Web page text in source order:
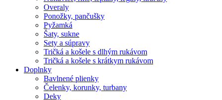
Overaly
Ponožky, pančušky
Pyžamká
Šaty, sukne
Sety a súpravy
Tričká a košele s dlhým rukávom
Tričká a košele s krátkym rukávom
Doplnky
Bavlnené plienky
Čelenky, korunky, turbany
Deky